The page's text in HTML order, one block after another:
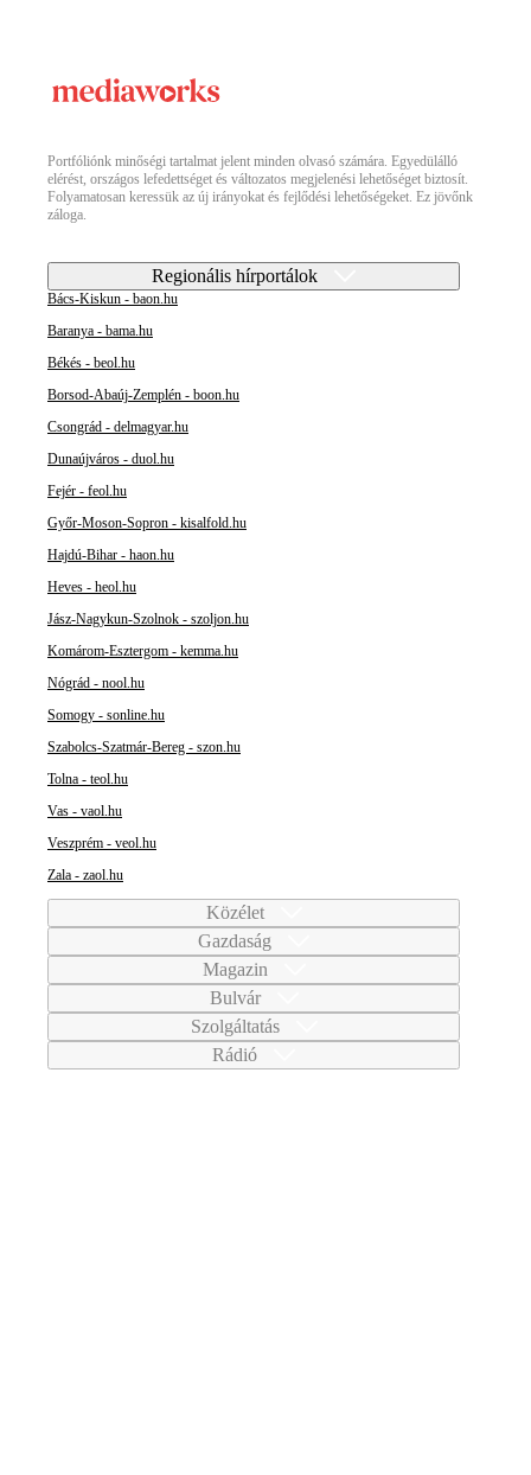
Portfóliónk minőségi tartalmat jelent minden olvasó számára. Egyedülálló
elérést, országos lefedettséget és változatos megjelenési lehetőséget biztosít.
Folyamatosan keressük az új irányokat és fejlődési lehetőségeket. Ez jövőnk
záloga.
Regionális hírportálok
Bács-Kiskun - baon.hu
Baranya - bama.hu
Békés - beol.hu
Borsod-Abaúj-Zemplén - boon.hu
Csongrád - delmagyar.hu
Dunaújváros - duol.hu
Fejér - feol.hu
Győr-Moson-Sopron - kisalfold.hu
Hajdú-Bihar - haon.hu
Heves - heol.hu
Jász-Nagykun-Szolnok - szoljon.hu
Komárom-Esztergom - kemma.hu
Nógrád - nool.hu
Somogy - sonline.hu
Szabolcs-Szatmár-Bereg - szon.hu
Tolna - teol.hu
Vas - vaol.hu
Veszprém - veol.hu
Zala - zaol.hu
Közélet
Gazdaság
Magazin
Bulvár
Szolgáltatás
Rádió